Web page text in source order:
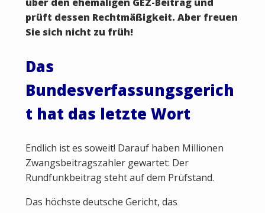
prüft dessen Rechtmäßigkeit. Aber freuen
Sie sich nicht zu früh!
Das
Bundesverfassungsgerich
t hat das letzte Wort
Endlich ist es soweit! Darauf haben Millionen
Zwangsbeitragszahler gewartet: Der
Rundfunkbeitrag steht auf dem Prüfstand.
Das höchste deutsche Gericht, das